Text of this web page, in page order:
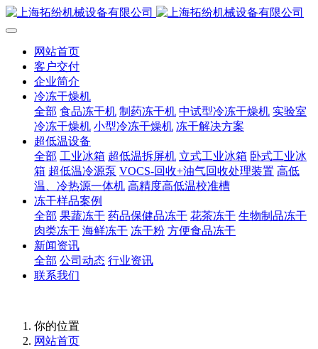
网站首页
客户交付
企业简介
冷冻干燥机
全部 食品冻干机 制药冻干机 中试型冷冻干燥机 实验室
冷冻干燥机 小型冷冻干燥机 冻干解决方案
超低温设备
全部 工业冰箱 超低温拆屏机 立式工业冰箱 卧式工业冰
箱 超低温冷源泵 VOCS-回收+油气回收处理装置 高低
温、冷热源一体机 高精度高低温校准槽
冻干样品案例
全部 果蔬冻干 药品保健品冻干 花茶冻干 生物制品冻干
肉类冻干 海鲜冻干 冻干粉 方便食品冻干
新闻资讯
全部 公司动态 行业资讯
联系我们
你的位置
网站首页